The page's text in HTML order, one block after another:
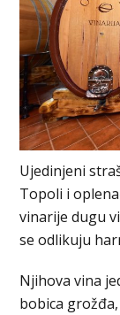
Ujedinjeni
Topoli i
vinarije dugu
se odlikuju
Njihova vina
bobica